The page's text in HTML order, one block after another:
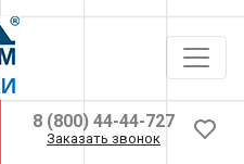
8 (800) 44-44-727
Заказать звонок